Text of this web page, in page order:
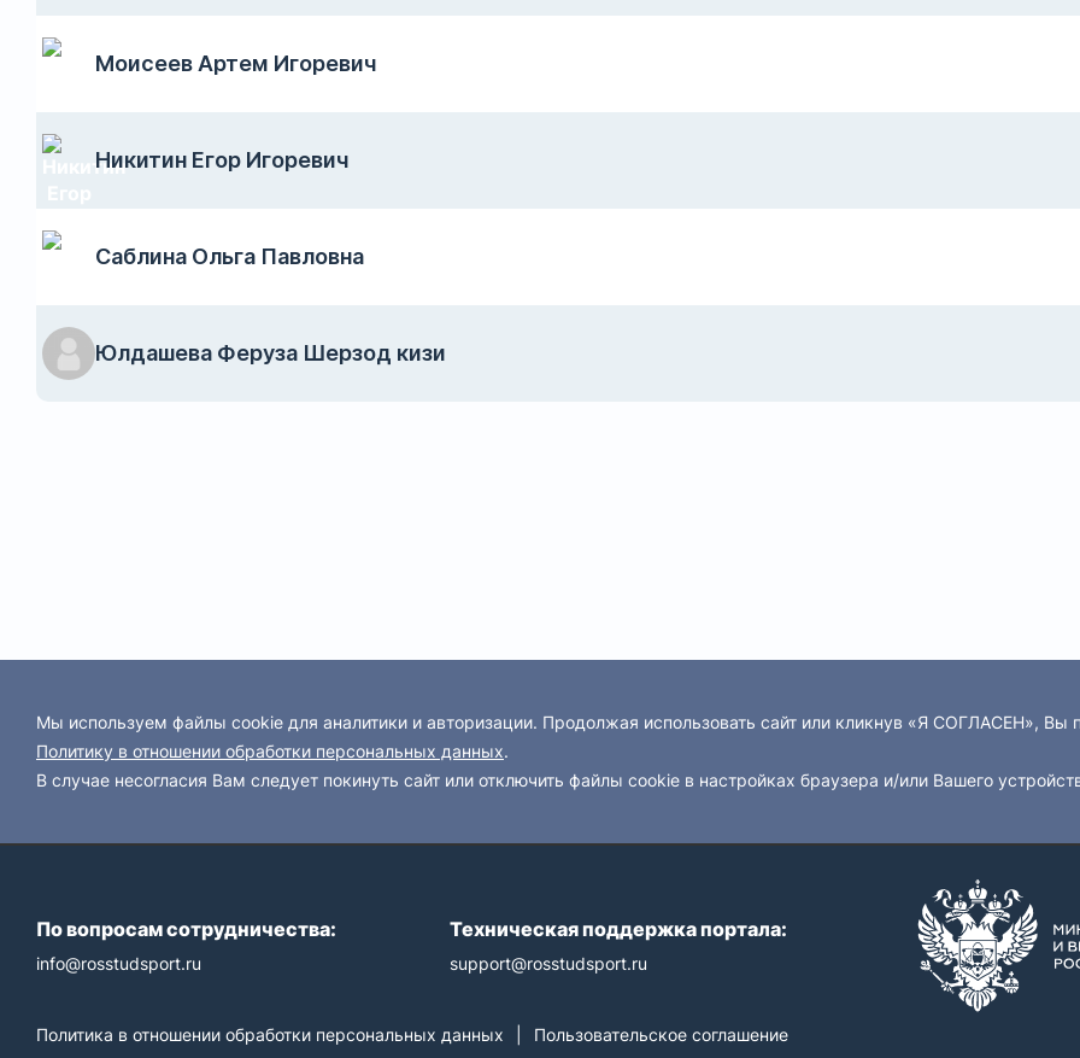
Моисеев Артем Игоревич
Никитин Егор Игоревич
Саблина Ольга Павловна
Юлдашева Феруза Шерзод кизи
Мы используем файлы cookie для аналитики и авторизации. Продолжая использовать сайт или кликнув «Я СОГЛАСЕН», Вы
Политику в отношении обработки персональных данных.
В случае несогласия Вам следует покинуть сайт или отключить файлы cookie в настройках браузера и/или Вашего
По вопросам сотрудничества:
info@rosstudsport.ru
Техническая поддержка портала:
support@rosstudsport.ru
Политика в отношении обработки персональных данных Пользовательское соглашение